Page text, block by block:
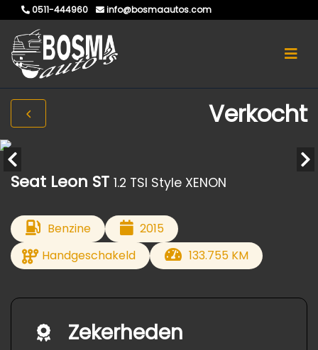
0511-444960 info@bosmaautos.com
Verkocht
Seat Leon ST 1.2 TSI Style XENON
Benzine
2015
Handgeschakeld
133.755 KM
Zekerheden